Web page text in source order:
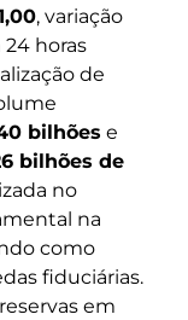
, variação
horas
de
bilhões e
bilhões de
no
na
como
fiduciárias.
em